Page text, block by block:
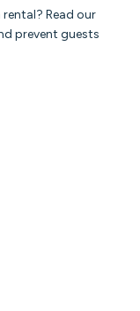
Read our
prevent guests